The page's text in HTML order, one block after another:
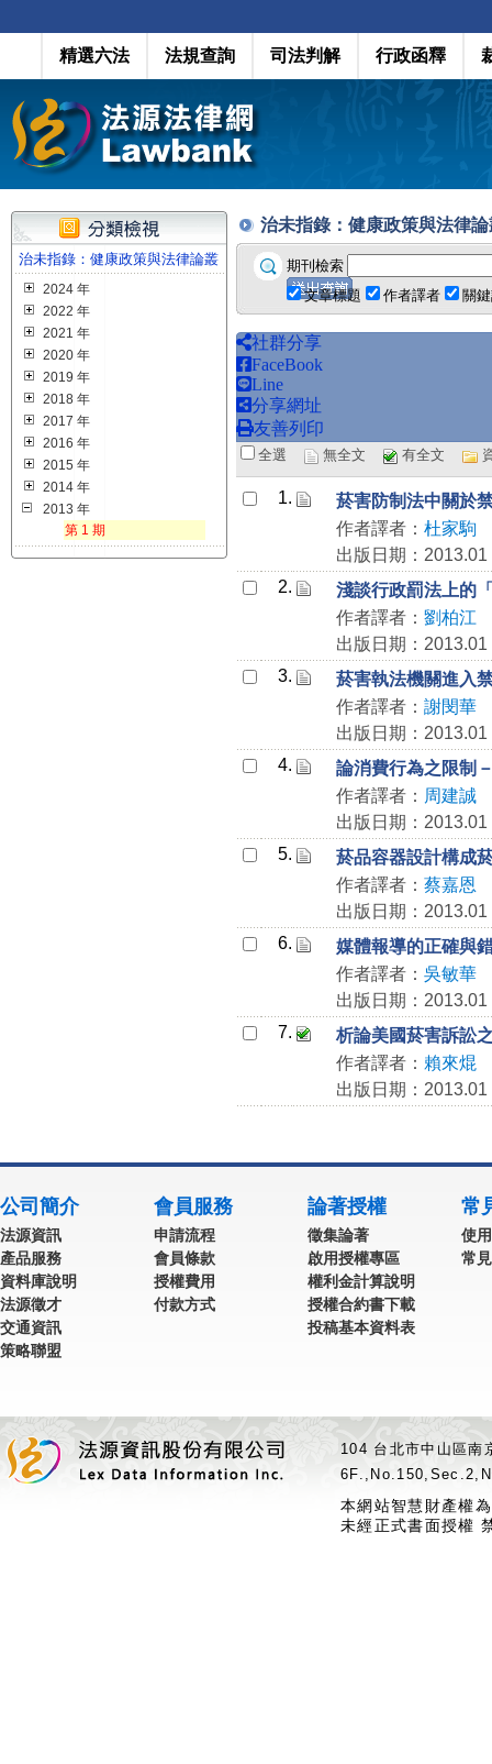
精選六法 法規查詢 司法判解 行政函釋
治未指錄：健康政策與法律論叢
2024 年
2022 年
2021 年
2020 年
2019 年
2018 年
2017 年
2016 年
2015 年
2014 年
2013 年
第 1 期
治未指錄：健康政策與法律論
期刊檢索
文章標題
作者譯者 關
社群分享
FaceBook
Line
分享網址
友善列印
全選 無全文 有全文
1.
菸害防制法中關於
作者譯者： 杜家駒
出版日期：2013.01
2.
淺談行政罰法上的
作者譯者： 劉柏江
出版日期：2013.01
3.
菸害執法機關進入
作者譯者： 謝閔華
出版日期：2013.01
4.
論消費行為之限制
作者譯者： 周建誠
出版日期：2013.01
5.
菸品容器設計構成
作者譯者： 蔡嘉恩
出版日期：2013.01
6.
媒體報導的正確與
作者譯者： 吳敏華
出版日期：2013.01
7.
析論美國菸害訴訟
作者譯者： 賴來焜
出版日期：2013.01
公司簡介
法源資訊
產品服務
資料庫說明
法源徵才
交通資訊
策略聯盟
會員服務
申請流程
會員條款
授權費用
付款方式
論著授權
徵集論著
啟用授權專區
權利金計算說明
授權合約書下載
投稿基本資料表
常
使
常
104 台北市中山區
本網站智慧財產權
未經正式書面授權